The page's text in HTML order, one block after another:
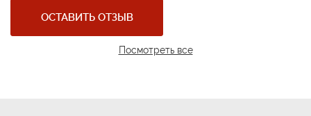
ОСТАВИТЬ ОТЗЫВ
Посмотреть все